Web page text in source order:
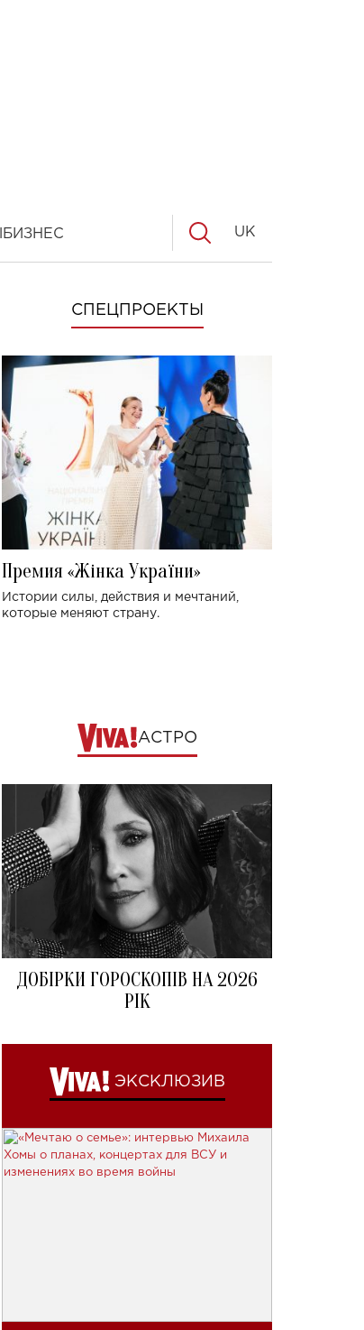
БИЗНЕС UK
СПЕЦПРОЕКТЫ
Премия «Жінка України»
Истории силы, действия и мечтаний,
которые меняют страну.
АСТРО
ДОБІРКИ ГОРОСКОПІВ НА 2026
РІК
ЭКСКЛЮЗИВ